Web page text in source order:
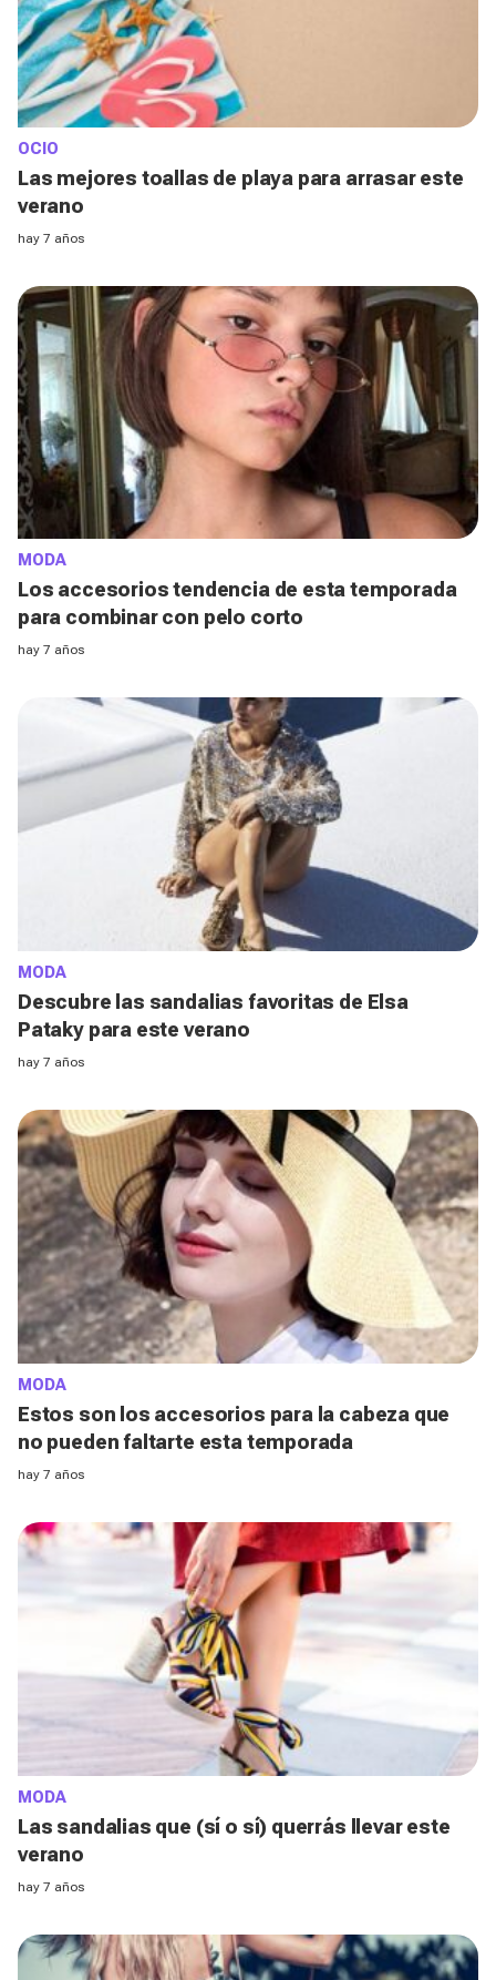
OCIO
Las mejores toallas de playa para arrasar este
verano
hay 7 años
MODA
Los accesorios tendencia de esta temporada
para combinar con pelo corto
hay 7 años
MODA
Descubre las sandalias favoritas de Elsa
Pataky para este verano
hay 7 años
MODA
Estos son los accesorios para la cabeza que
no pueden faltarte esta temporada
hay 7 años
MODA
Las sandalias que (sí o sí) querrás llevar este
verano
hay 7 años